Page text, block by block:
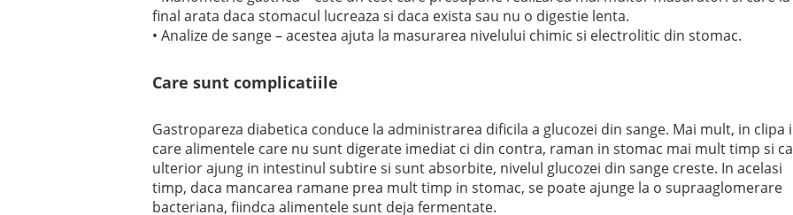
final arata daca stomacul lucreaza si daca exista sau nu o digestie lenta.
• Analize de sange – acestea ajuta la masurarea nivelului chimic si electrolitic din stomac.
Care sunt complicatiile
Gastropareza diabetica conduce la administrarea dificila a glucozei din sange. Mai mult, in clipa
care alimentele care nu sunt digerate imediat ci din contra, raman in stomac mai mult timp si
ulterior ajung in intestinul subtire si sunt absorbite, nivelul glucozei din sange creste. In acelasi
timp, daca mancarea ramane prea mult timp in stomac, se poate ajunge la o supraaglomerare
bacteriana, fiindca alimentele sunt deja fermentate.